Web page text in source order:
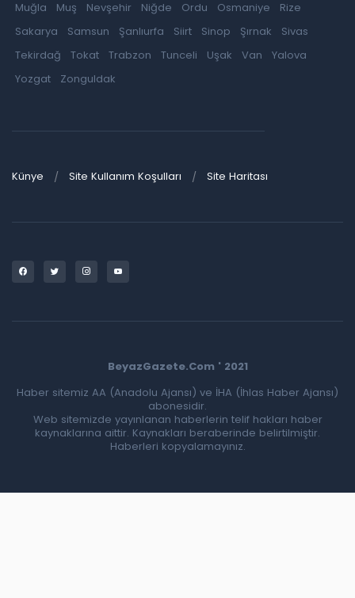
Muğla Muş Nevşehir Niğde Ordu Osmaniye
Rize
Sakarya
Samsun Şanlıurfa Siirt Sinop Şırnak
Sivas
Tekirdağ
Tokat Trabzon Tunceli Uşak Van
Yalova
Yozgat
Zonguldak
Künye Site Kullanım Koşulları Site Haritası
BeyazGazete.Com ' 2021
Haber sitemiz AA (Anadolu Ajansı) ve İHA (İhlas Haber Ajansı)
abonesidir.
Web sitemizde yayınlanan haberlerin telif hakları haber
kaynaklarına aittir. Kaynakları beraberinde belirtilmiştir.
Haberleri kopyalamayınız.